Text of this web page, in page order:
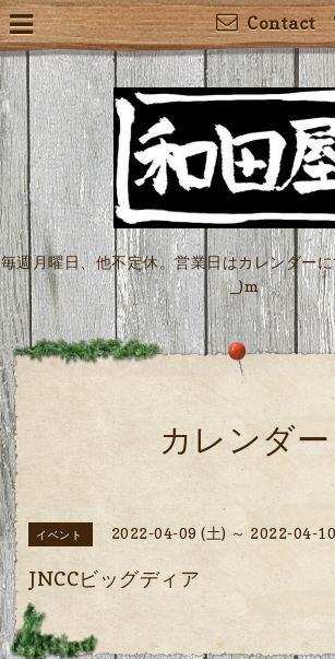
Contact
毎週月曜日、他不定休。営業日はカレンダー
_)m
カレンダー
イベント 2022-04-09 (土) ～ 2022-04-
JNCCビッグディア